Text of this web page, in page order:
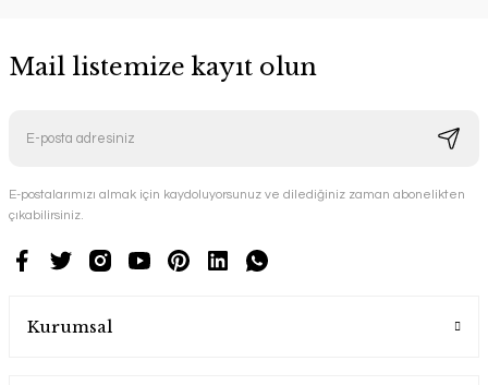
YENİ ÜRÜN
keyf Garden
29.900,00 TL
Mail listemize kayıt olun
E-postalarımızı almak için kaydoluyorsunuz ve dilediğiniz zaman abonelikten
çıkabilirsiniz.
Kurumsal